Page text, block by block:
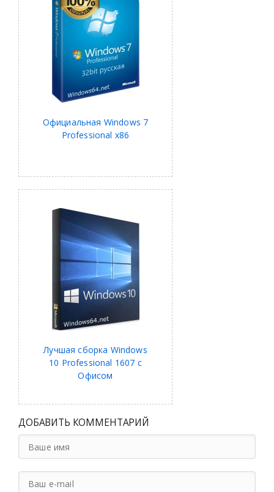
Официальная Windows 7
Professional x86
Лучшая сборка Windows
10 Professional 1607 с
Офисом
ДОБАВИТЬ КОММЕНТАРИЙ